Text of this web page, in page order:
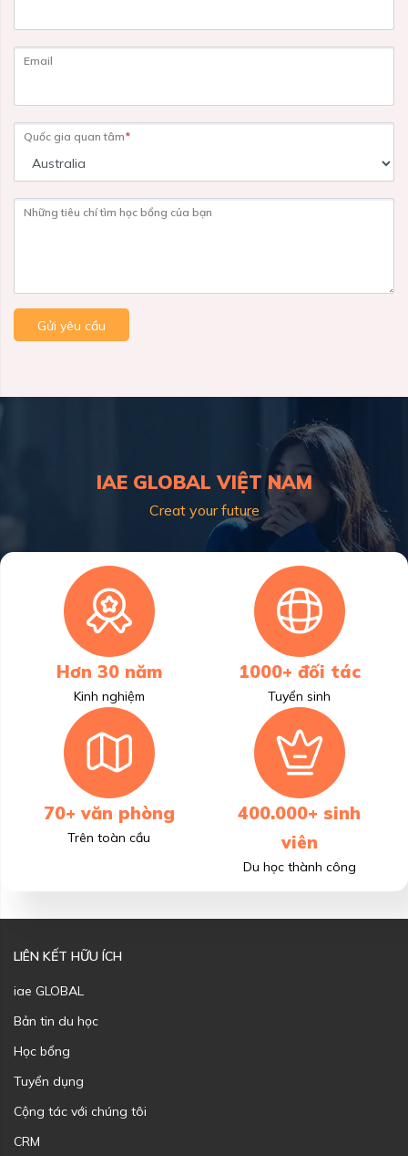
Email
Quốc gia quan tâm*
Những tiêu chí tìm học bổng của bạn
Gửi yêu cầu
IAE GLOBAL VIỆT NAM
Creat your future
Hơn 30 năm
Kinh nghiệm
1000+ đối tác
Tuyển sinh
70+ văn phòng
Trên toàn cầu
400.000+ sinh
viên
Du học thành công
LIÊN KẾT HỮU ÍCH
iae GLOBAL
Bản tin du học
Học bổng
Tuyển dụng
Cộng tác với chúng tôi
CRM